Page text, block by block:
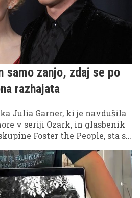
samo zanjo, zdaj se po
razhajata
Julia Garner, ki je navdušila
v seriji Ozark, in glasbenik
Foster the People, sta se
medtem ko predstavniki
izjav niso podali.